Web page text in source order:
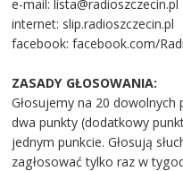
e-mail: lista@radioszczecin.pl
internet: slip.radioszczecin.pl
facebook: facebook.com/
ZASADY GŁOSOWANIA:
Głosujemy na 20
dwa punkty (dodatkowy
jednym punkcie. Głosują
zagłosować tylko raz w